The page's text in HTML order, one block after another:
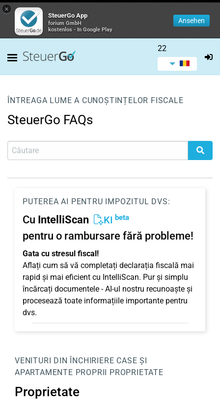
×
SteuerGo App
forium GmbH
kostenlos - In Google Play
Ansehen
22
ÎNTREAGA LUME A CUNOȘTINȚELOR FISCALE
SteuerGo FAQs
PUTEREA AI PENTRU IMPOZITUL DVS:
Cu IntelliScan KI beta
pentru o rambursare fără probleme!
Gata cu stresul fiscal!
Aflați cum să vă completați declarația fiscală mai
rapid și mai eficient cu IntelliScan. Pur și simplu
încărcați documentele - AI-ul nostru recunoaște și
procesează toate informațiile importante pentru
dvs.
VENITURI DIN ÎNCHIRIERE CASE ȘI
APARTAMENTE PROPRII PROPRIETATE
Proprietate